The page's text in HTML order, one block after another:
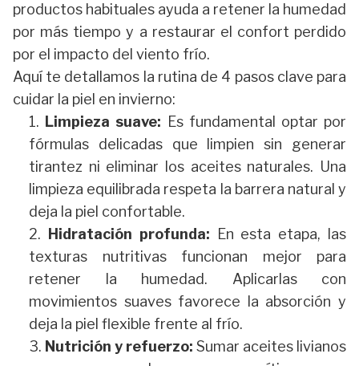
productos habituales ayuda a retener la humedad
por más tiempo y a restaurar el confort perdido
por el impacto del viento frío.
Aquí te detallamos la rutina de 4 pasos clave para
cuidar la piel en invierno:
Limpieza suave: Es fundamental optar por
fórmulas delicadas que limpien sin generar
tirantez ni eliminar los aceites naturales. Una
limpieza equilibrada respeta la barrera natural y
deja la piel confortable.
Hidratación profunda: En esta etapa, las
texturas nutritivas funcionan mejor para
retener la humedad. Aplicarlas con
movimientos suaves favorece la absorción y
deja la piel flexible frente al frío.
Nutrición y refuerzo: Sumar aceites livianos